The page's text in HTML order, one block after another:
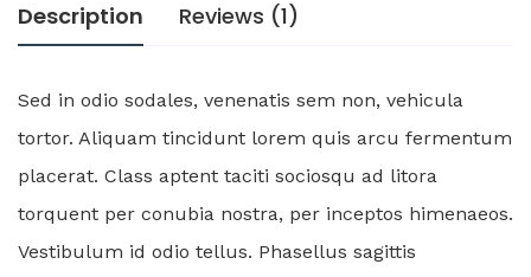
Description Reviews (1)
Sed in odio sodales, venenatis sem non, vehicula
tortor. Aliquam tincidunt lorem quis arcu fermentum
placerat. Class aptent taciti sociosqu ad litora
torquent per conubia nostra, per inceptos himenaeos.
Vestibulum id odio tellus. Phasellus sagittis